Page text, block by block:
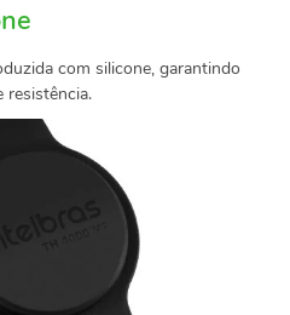
com silicone, garantindo
resistência.